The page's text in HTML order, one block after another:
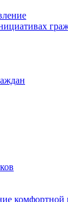
комфортной